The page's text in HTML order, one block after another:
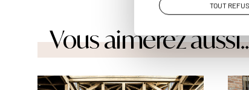
TOUT
Vous aimerez
Pour accéder au jardin suspendu
©